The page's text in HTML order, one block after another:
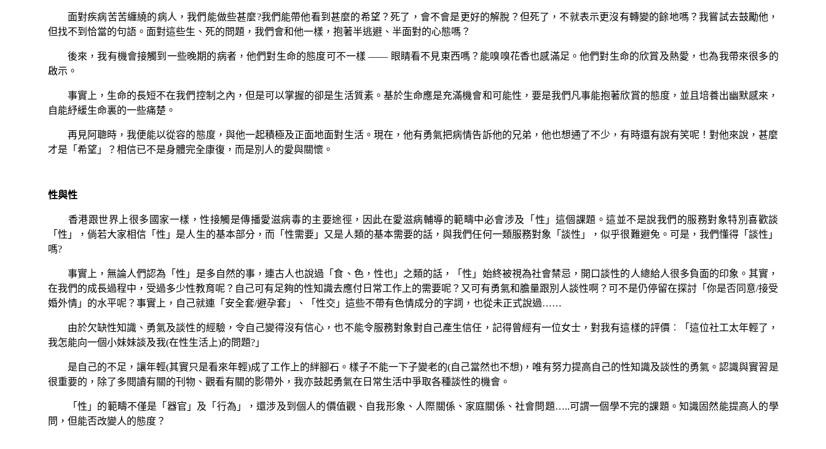
面對疾病苦苦纏繞的病人，我們能做些甚麼?我們能帶他看到甚麼的希望？死了，會不會是更好的解脫？但死了，不就表示更沒有轉變的餘地嗎？我嘗試去鼓勵他，
但找不到恰當的句語。面對這些生、死的問題，我們會和他一樣，抱著半逃避、半面對的心態嗎？
後來，我有機會接觸到一些晚期的病者，他們對生命的態度可不一樣–––– 眼睛看不見東西嗎？能嗅嗅花香也感滿足。他們對生命的欣賞及熱愛，也為我帶來很多的
啟示。
事實上，生命的長短不在我們控制之內，但是可以掌握的卻是生活質素。基於生命應是充滿機會和可能性，要是我們凡事能抱著欣賞的態度，並且培養出幽默感來，
自能紓緩生命裏的一些痛楚。
再見阿聰時，我便能以從容的態度，與他一起積極及正面地面對生活。現在，他有勇氣把病情告訴他的兄弟，他也想通了不少，有時還有說有笑呢！對他來說，甚麼
才是「希望」？相信已不是身體完全康復，而是別人的愛與關懷。
性與性
香港跟世界上很多國家一樣，性接觸是傳播愛滋病毒的主要途徑，因此在愛滋病輔導的範疇中必會涉及「性」這個課題。這並不是說我們的服務對象特別喜歡談
「性」，倘若大家相信「性」是人生的基本部分，而「性需要」又是人類的基本需要的話，與我們任何一類服務對象「談性」，似乎很難避免。可是，我們懂得「談性」
嗎?
事實上，無論人們認為「性」是多自然的事，連古人也說過「食、色，性也」之類的話，「性」始終被視為社會禁忌，開口談性的人總給人很多負面的印象。其實，
在我們的成長過程中，受過多少性教育呢？自己可有足夠的性知識去應付日常工作上的需要呢？又可有勇氣和膽量跟別人談性啊？可不是仍停留在探討「你是否同意/接受
婚外情」的水平呢？事實上，自己就連「安全套/避孕套」、「性交」這些不帶有色情成分的字詞，也從未正式說過……
由於欠缺性知識、勇氣及談性的經驗，令自己變得沒有信心，也不能令服務對象對自己產生信任，記得曾經有一位女士，對我有這樣的評價︰「這位社工太年輕了，
我怎能向一個小妹妹談及我(在性生活上)的問題?」
是自己的不足，讓年輕(其實只是看來年輕)成了工作上的絆腳石。樣子不能一下子變老的(自己當然也不想)，唯有努力提高自己的性知識及談性的勇氣。認識與實習是
很重要的，除了多閱讀有關的刊物、觀看有關的影帶外，我亦鼓起勇氣在日常生活中爭取各種談性的機會。
「性」的範疇不僅是「器官」及「行為」，還涉及到個人的價值觀、自我形象、人際關係、家庭關係、社會問題…..可謂一個學不完的課題。知識固然能提高人的學
問，但能否改變人的態度？